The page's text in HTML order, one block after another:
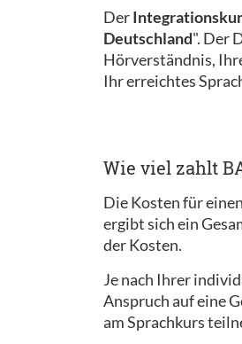
Der
Deutschland". Der
Hörverständnis,
Ihr erreichtes
Wie viel zahlt
Die Kosten für einen
ergibt sich ein
der Kosten.
Je nach Ihrer
Anspruch auf eine
am Sprachkurs